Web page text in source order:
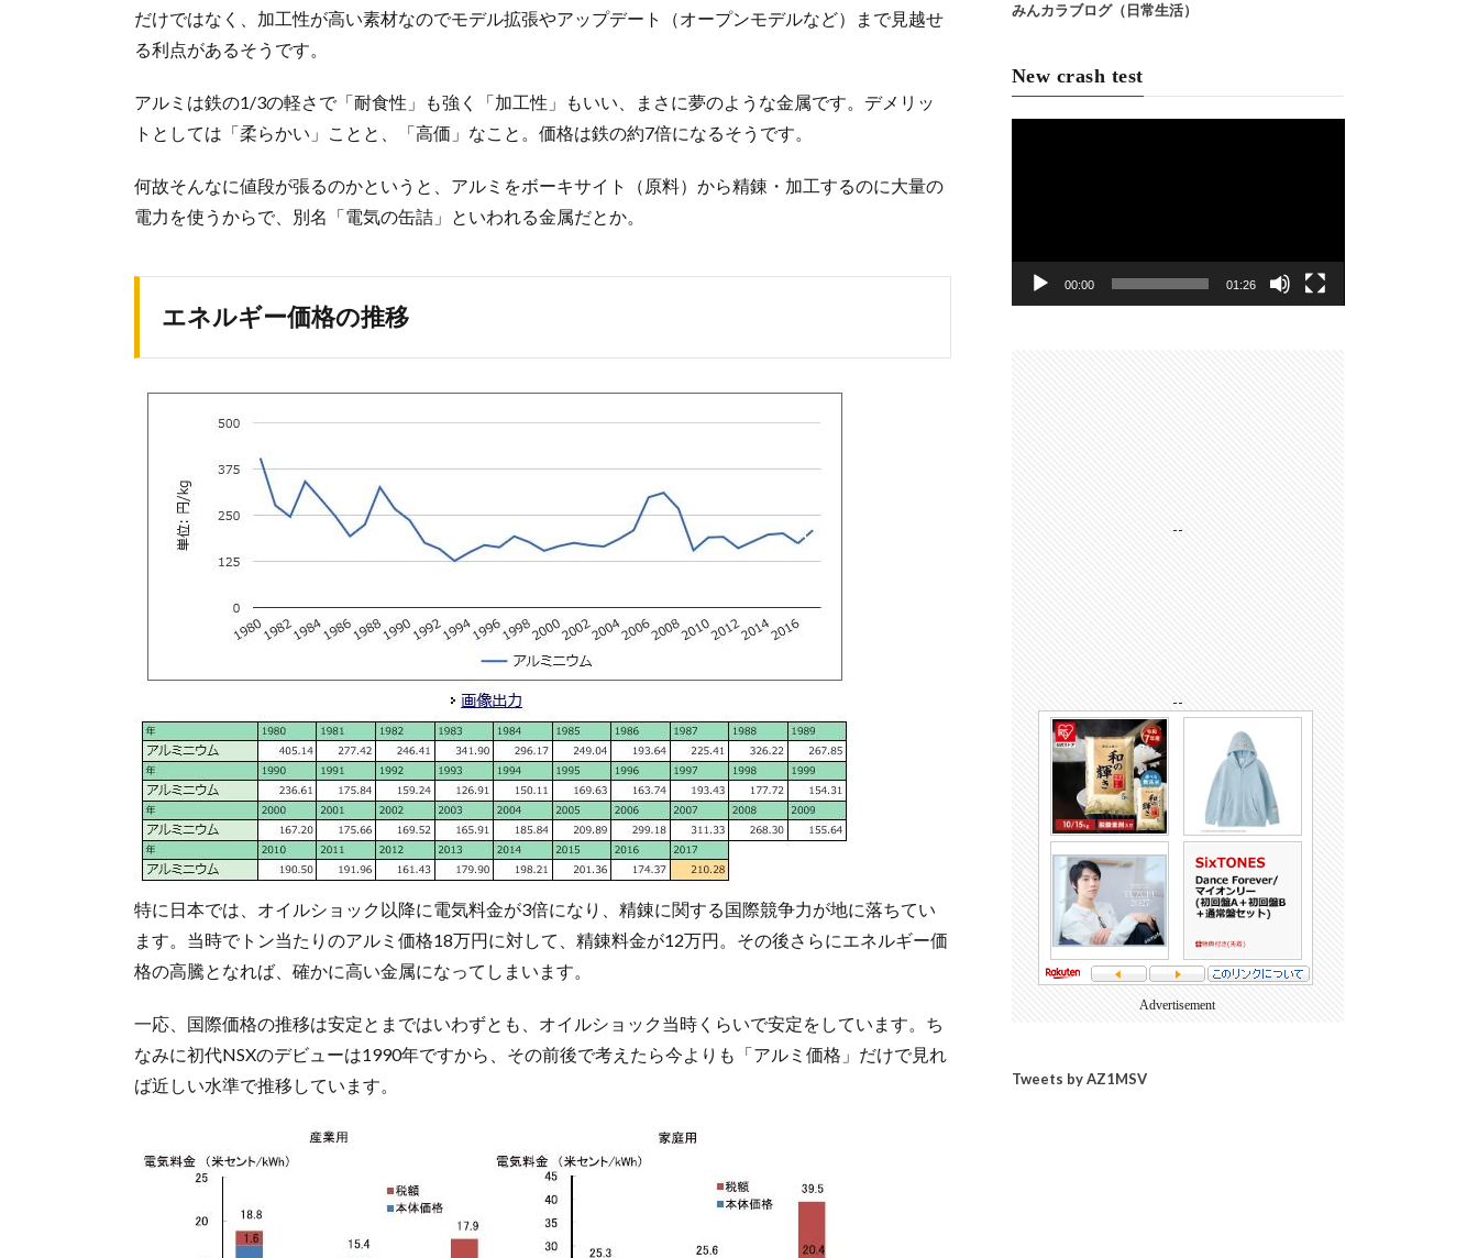
だけではなく、加工性が高い素材なのでモデル拡張やアップデート（オープンモデルなど）まで見越せ
る利点があるそうです。
アルミは鉄の1/3の軽さで「耐食性」も強く「加工性」もいい、まさに夢のような金属です。デメリッ
トとしては「柔らかい」ことと、「高価」なこと。価格は鉄の約7倍になるそうです。
何故そんなに値段が張るのかというと、アルミをボーキサイト（原料）から精錬・加工するのに大量の
電力を使うからで、別名「電気の缶詰」といわれる金属だとか。
エネルギー価格の推移
特に日本では、オイルショック以降に電気料金が3倍になり、精錬に関する国際競争力が地に落ちてい
ます。当時でトン当たりのアルミ価格18万円に対して、精錬料金が12万円。その後さらにエネルギー価
格の高騰となれば、確かに高い金属になってしまいます。
一応、国際価格の推移は安定とまではいわずとも、オイルショック当時くらいで安定をしています。ち
なみに初代NSXのデビューは1990年ですから、その前後で考えたら今よりも「アルミ価格」だけで見れ
ば近しい水準で推移しています。
みんカラブログ（日常生活）
New crash test
動
00:00 01:26
--
--
Advertisement
Tweets by AZ1MSV